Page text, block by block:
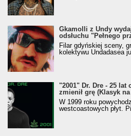
Gkamolli z Undy
odsłuchu "Pełnego
Filar gdyńskiej sceny,
kolektywu Undadasea
"2001" Dr. Dre - 25
zmienił grę (Klasyk
W 1999 roku
westcoastowych płyt.